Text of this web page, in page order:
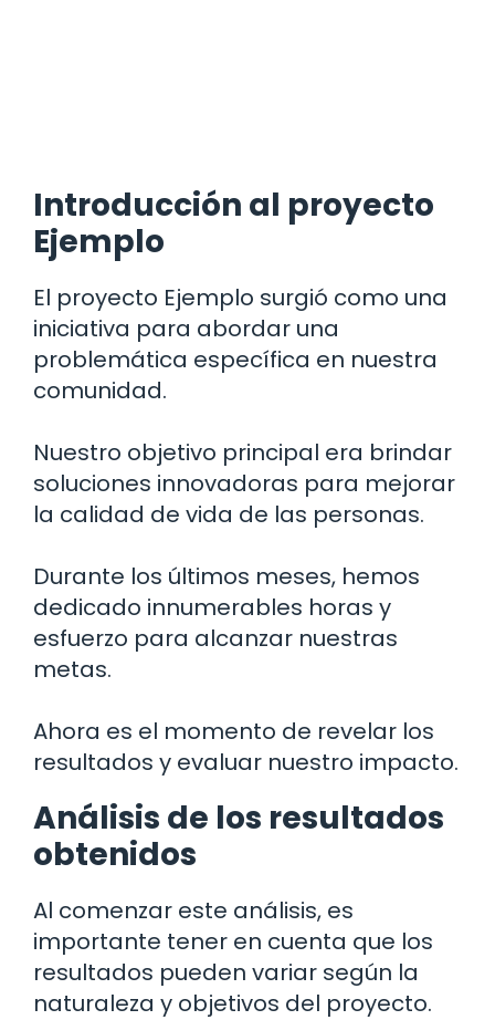
Introducción al proyecto
Ejemplo
El proyecto Ejemplo surgió como una
iniciativa para abordar una
problemática específica en nuestra
comunidad.
Nuestro objetivo principal era brindar
soluciones innovadoras para mejorar
la calidad de vida de las personas.
Durante los últimos meses, hemos
dedicado innumerables horas y
esfuerzo para alcanzar nuestras
metas.
Ahora es el momento de revelar los
resultados y evaluar nuestro impacto.
Análisis de los resultados
obtenidos
Al comenzar este análisis, es
importante tener en cuenta que los
resultados pueden variar según la
naturaleza y objetivos del proyecto.